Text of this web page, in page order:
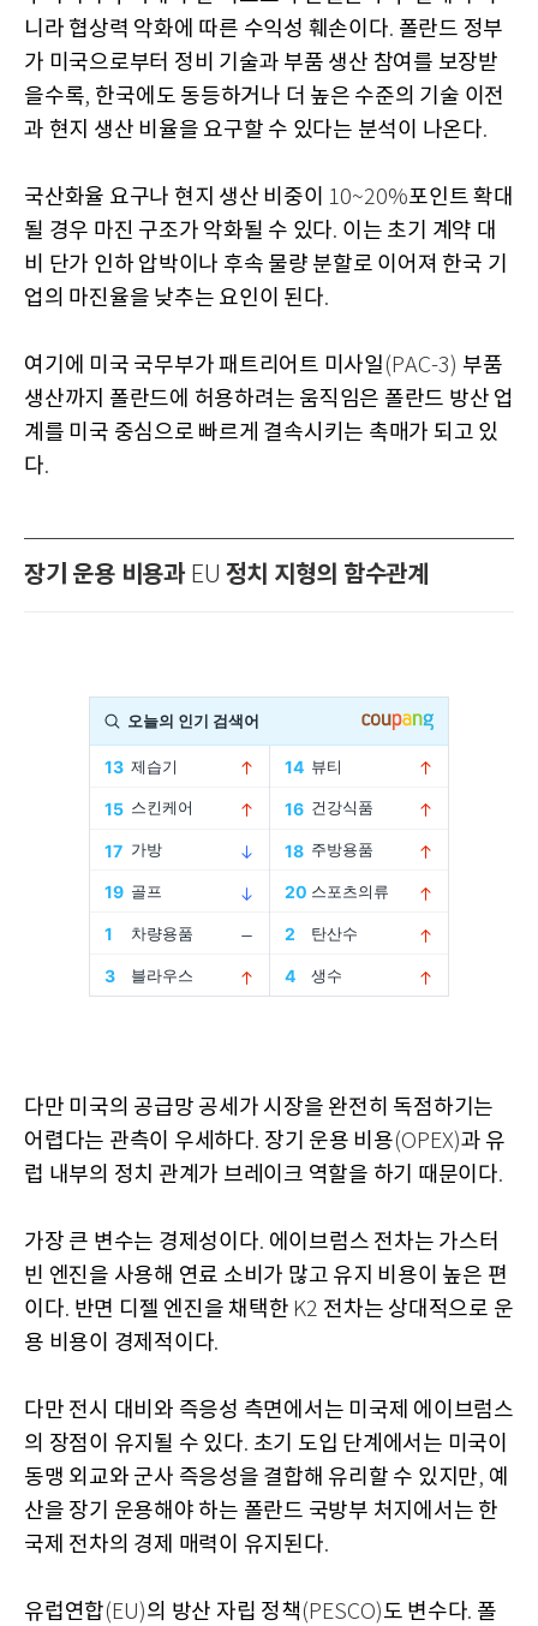
니라 협상력 악화에 따른 수익성 훼손이다. 폴란드 정부
가 미국으로부터 정비 기술과 부품 생산 참여를 보장받
을수록, 한국에도 동등하거나 더 높은 수준의 기술 이전
과 현지 생산 비율을 요구할 수 있다는 분석이 나온다.
국산화율 요구나 현지 생산 비중이 10~20%포인트 확대
될 경우 마진 구조가 악화될 수 있다. 이는 초기 계약 대
비 단가 인하 압박이나 후속 물량 분할로 이어져 한국 기
업의 마진율을 낮추는 요인이 된다.
여기에 미국 국무부가 패트리어트 미사일 (PAC-3) 부품
생산까지 폴란드에 허용하려는 움직임은 폴란드 방산 업
계를 미국 중심으로 빠르게 결속시키는 촉매가 되고 있
다.
장기 운용 비용과 EU 정치 지형의 함수관계
다만 미국의 공급망 공세가 시장을 완전히 독점하기는
어렵다는 관측이 우세하다. 장기 운용 비용(OPEX)과 유
럽 내부의 정치 관계가 브레이크 역할을 하기 때문이다.
가장 큰 변수는 경제성이다. 에이브럼스 전차는 가스터
빈 엔진을 사용해 연료 소비가 많고 유지 비용이 높은 편
이다. 반면 디젤 엔진을 채택한 K2 전차는 상대적으로 운
용 비용이 경제적이다.
다만 전시 대비와 즉응성 측면에서는 미국제 에이브럼스
의 장점이 유지될 수 있다. 초기 도입 단계에서는 미국이
동맹 외교와 군사 즉응성을 결합해 유리할 수 있지만, 예
산을 장기 운용해야 하는 폴란드 국방부 처지에서는 한
국제 전차의 경제 매력이 유지된다.
유럽연합(EU)의 방산 자립 정책 (PESCO)도 변수다. 폴